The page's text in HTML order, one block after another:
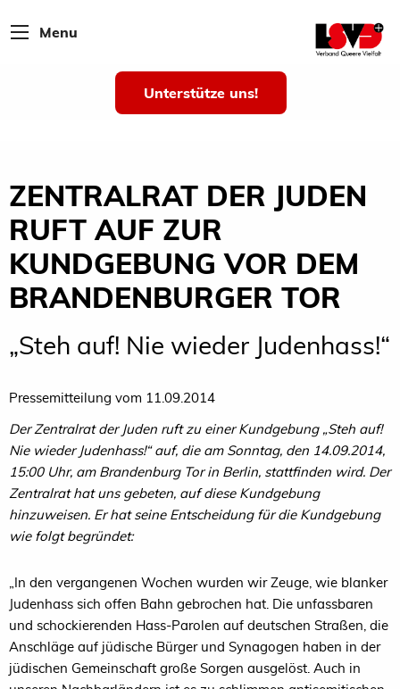
Menu
Unterstütze uns!
ZENTRALRAT DER JUDEN
RUFT AUF ZUR
KUNDGEBUNG VOR DEM
BRANDENBURGER TOR
„Steh auf! Nie wieder Judenhass!“
Pressemitteilung vom 11.09.2014
Der Zentralrat der Juden ruft zu einer Kundgebung „Steh auf!
Nie wieder Judenhass!“ auf, die am Sonntag, den 14.09.2014,
15:00 Uhr, am Brandenburg Tor in Berlin, stattfinden wird. Der
Zentralrat hat uns gebeten, auf diese Kundgebung
hinzuweisen. Er hat seine Entscheidung für die Kundgebung
wie folgt begründet:
„In den vergangenen Wochen wurden wir Zeuge, wie blanker
Judenhass sich offen Bahn gebrochen hat. Die unfassbaren
und schockierenden Hass-Parolen auf deutschen Straßen, die
Anschläge auf jüdische Bürger und Synagogen haben in der
jüdischen Gemeinschaft große Sorgen ausgelöst. Auch in